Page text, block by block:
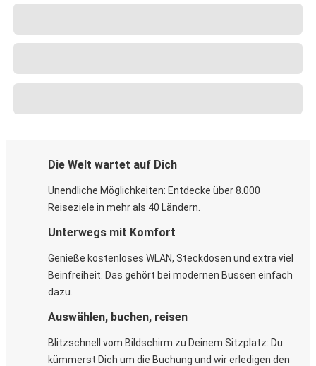
Die Welt wartet auf Dich
Unendliche Möglichkeiten: Entdecke über 8.000
Reiseziele in mehr als 40 Ländern.
Unterwegs mit Komfort
Genieße kostenloses WLAN, Steckdosen und extra viel
Beinfreiheit. Das gehört bei modernen Bussen einfach
dazu.
Auswählen, buchen, reisen
Blitzschnell vom Bildschirm zu Deinem Sitzplatz: Du
kümmerst Dich um die Buchung und wir erledigen den